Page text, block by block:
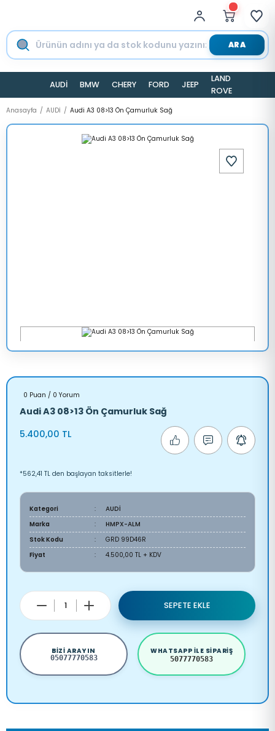
ARA
AUDİ BMW CHERY FORD JEEP
LAND
ROVER
Anasayfa AUDİ Audi A3 08>13 Ön Çamurluk Sağ
0 Puan / 0 Yorum
Audi A3 08>13 Ön Çamurluk Sağ
5.400,00 TL
*562,41 TL den başlayan taksitlerle!
Kategori
AUDİ
Marka
HMPX-ALM
Stok Kodu
GRD 99D46R
Fiyat
4.500,00 TL + KDV
SEPETE EKLE
BIZI ARAYIN
05077770583
WHATSAPP ILE SIPARIŞ
5077770583